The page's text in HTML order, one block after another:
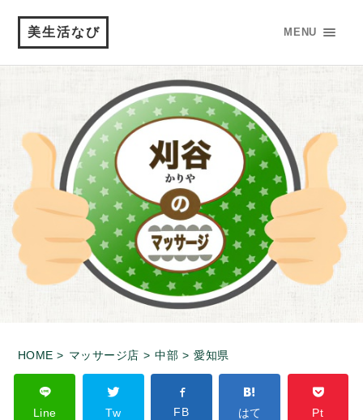
美生活なび MENU
HOME > マッサージ店 > 中部 > 愛知県
Line Tw FB はて Pt